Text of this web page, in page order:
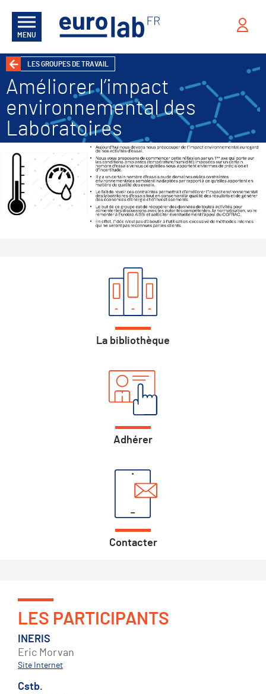
MENU
LES GROUPES DE TRAVAIL
Améliorer l’impact
environnemental des
Laboratoires
La bibliothèque
Adhérer
Contacter
LES PARTICIPANTS
INERIS
Eric Morvan
Site Internet
Cstb.